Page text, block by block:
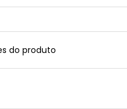
do produto